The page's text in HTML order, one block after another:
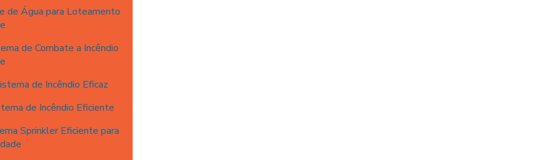
de Água para Loteamento
de Combate a Incêndio
de Incêndio Eficaz
de Incêndio Eficiente
Sprinkler Eficiente para